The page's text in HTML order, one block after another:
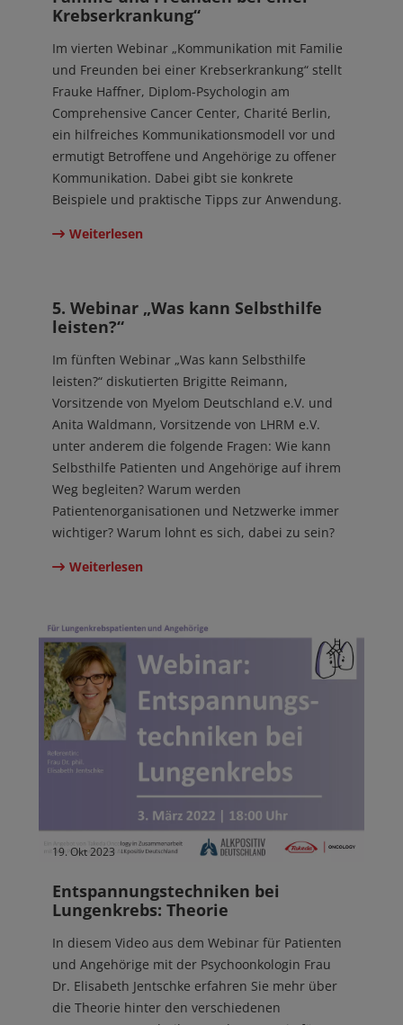
Krebserkrankung“
Im vierten Webinar „Kommunikation mit Familie
und Freunden bei einer Krebserkrankung“ stellt
Frauke Haffner, Diplom-Psychologin am
Comprehensive Cancer Center, Charité Berlin,
ein hilfreiches Kommunikationsmodell vor und
ermutigt Betroffene und Angehörige zu offener
Kommunikation. Dabei gibt sie konkrete
Beispiele und praktische Tipps zur Anwendung.
Weiterlesen
5. Webinar „Was kann Selbsthilfe
leisten?“
Im fünften Webinar „Was kann Selbsthilfe
leisten?“ diskutierten Brigitte Reimann,
Vorsitzende von Myelom Deutschland e.V. und
Anita Waldmann, Vorsitzende von LHRM e.V.
unter anderem die folgende Fragen: Wie kann
Selbsthilfe Patienten und Angehörige auf ihrem
Weg begleiten? Warum werden
Patientenorganisationen und Netzwerke immer
wichtiger? Warum lohnt es sich, dabei zu sein?
Weiterlesen
19. Okt 2023
Entspannungstechniken bei
Lungenkrebs: Theorie
In diesem Video aus dem Webinar für Patienten
und Angehörige mit der Psychoonkologin Frau
Dr. Elisabeth Jentschke erfahren Sie mehr über
die Theorie hinter den verschiedenen